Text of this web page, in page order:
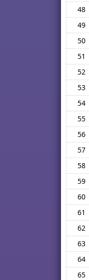
48
49
50
51
52
53
54
55
56
57
58
59
60
61
62
63
64
65